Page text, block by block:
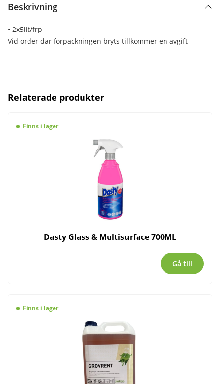
Beskrivning
• 2x5lit/frp
Vid order där förpackningen bryts tillkommer en avgift
Relaterade produkter
Finns i lager
Dasty Glass & Multisurface 700ML
Gå till
Finns i lager